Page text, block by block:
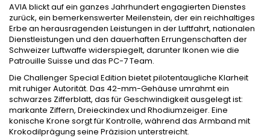
AVIA blickt auf ein ganzes Jahrhundert engagierten Dienstes
zurück, ein bemerkenswerter Meilenstein, der ein reichhaltiges
Erbe an herausragenden Leistungen in der Luftfahrt, nationalen
Dienstleistungen und den dauerhaften Errungenschaften der
Schweizer Luftwaffe widerspiegelt, darunter Ikonen wie die
Patrouille Suisse und das PC-7 Team.
Die Challenger Special Edition bietet pilotentaugliche Klarheit
mit ruhiger Autorität. Das 42-mm-Gehäuse umrahmt ein
schwarzes Zifferblatt, das für Geschwindigkeit ausgelegt ist:
markante Ziffern, Dreieckindex und Rhodiumzeiger. Eine
konische Krone sorgt für Kontrolle, während das Armband mit
Krokodilprägung seine Präzision unterstreicht.